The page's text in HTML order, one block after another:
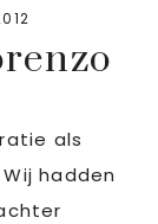
als
hadden